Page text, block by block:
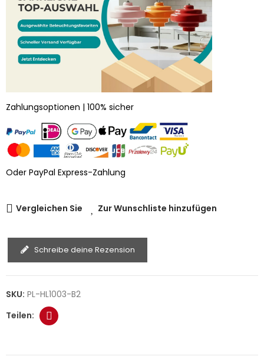
Zahlungsoptionen | 100% sicher
Oder PayPal Express-Zahlung
Vergleichen Sie Zur Wunschliste hinzufügen
Schreibe deine Rezension
SKU: PL-HL1003-B2